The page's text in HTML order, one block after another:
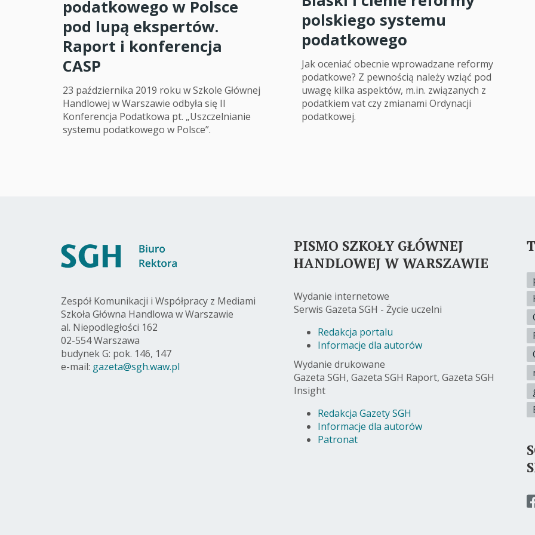
podatkowego w Polsce
pod lupą ekspertów.
Raport i konferencja
CASP
23 października 2019 roku w Szkole Głównej
Handlowej w Warszawie odbyła się II
Konferencja Podatkowa pt. „Uszczelnianie
systemu podatkowego w Polsce”.
polskiego systemu
podatkowego
Jak oceniać obecnie wprowadzane reformy
podatkowe? Z pewnością należy wziąć pod
uwagę kilka aspektów, m.in. związanych z
podatkiem vat czy zmianami Ordynacji
podatkowej.
Zespół Komunikacji i Współpracy z Mediami
Szkoła Główna Handlowa w Warszawie
al. Niepodległości 162
02-554 Warszawa
budynek G: pok. 146, 147
e-mail: gazeta@sgh.waw.pl
PISMO SZKOŁY GŁÓWNEJ
HANDLOWEJ W WARSZAWIE
Wydanie internetowe
Serwis Gazeta SGH - Życie uczelni
Redakcja portalu
Informacje dla autorów
Wydanie drukowane
Gazeta SGH, Gazeta SGH Raport, Gazeta SGH
Insight
Redakcja Gazety SGH
Informacje dla autorów
Patronat